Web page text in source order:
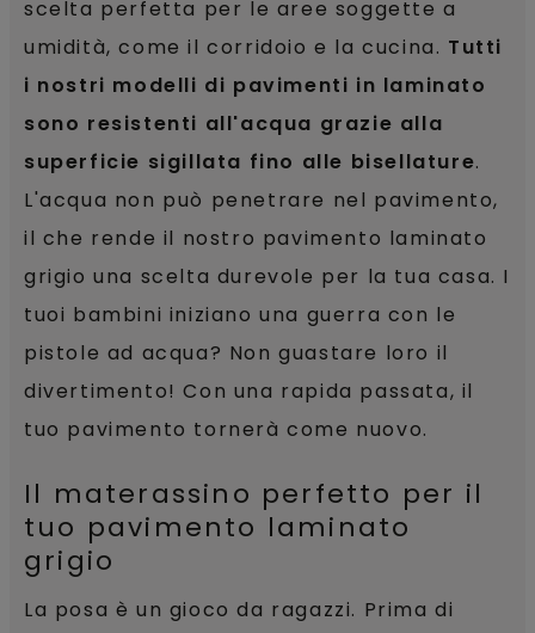
scelta perfetta per le aree soggette a
umidità, come il corridoio e la cucina. Tutti
i nostri modelli di pavimenti in laminato
sono resistenti all'acqua grazie alla
superficie sigillata fino alle bisellature.
L'acqua non può penetrare nel pavimento,
il che rende il nostro pavimento laminato
grigio una scelta durevole per la tua casa. I
tuoi bambini iniziano una guerra con le
pistole ad acqua? Non guastare loro il
divertimento! Con una rapida passata, il
tuo pavimento tornerà come nuovo.
Il materassino perfetto per il
tuo pavimento laminato
grigio
La posa è un gioco da ragazzi. Prima di